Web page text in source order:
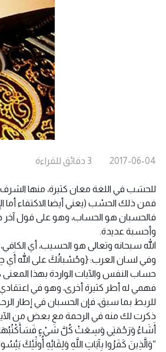
2017-06-04
3 دقائق للقراءة
للحسَب في اللغة معان كثيرة، منها الشرف
فمن ذلك الحسْب (يعني أيضا الاكتفاء
فالحسبان هو الحساب، وهو على قول
وأحسبة عديدة.
الله سبحانه وتعالى هو الحسيب، أي
وفي لسان العرب: {وحُسْبانُكَ على اللّه أَي
حساب النفس والآيات الواردة بهذا
فهمي له أطر كثيرة أخرى، وهو في
للربط بما سبق، فإن الحسبان في إطار
ذكرت لك منه في الرحمة مع بعض من
أَشَاءُ وَرَحْمَتِي وَسِعَتْ كُلَّ شَيْءٍ فَسَأَكْتُبُهَا لِلَّذِينَ
“وَالَّذِينَ كَفَرُوا بِآيَاتِ اللَّهِ وَلِقَائِهِ أُولَٰئِكَ